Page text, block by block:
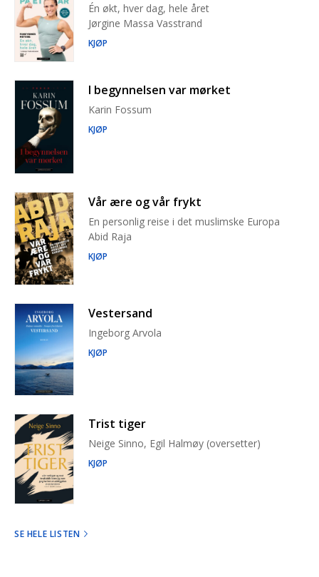
Én økt, hver dag, hele året
Jørgine Massa Vasstrand
KJØP
I begynnelsen var mørket
Karin Fossum
KJØP
Vår ære og vår frykt
En personlig reise i det muslimske Europa
Abid Raja
KJØP
Vestersand
Ingeborg Arvola
KJØP
Trist tiger
Neige Sinno, Egil Halmøy (oversetter)
KJØP
SE HELE LISTEN